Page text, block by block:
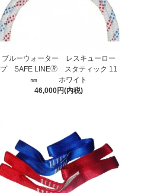
ブルーウォーター レスキューロー
プ SAFE LINE🄬 スタティック 11
㎜ ホワイト
46,000円(内税)